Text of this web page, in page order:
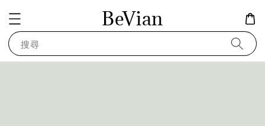
BeVian
搜尋